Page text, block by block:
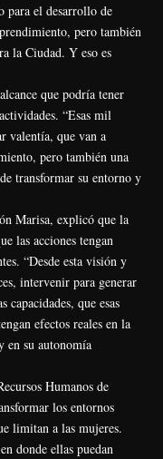
para el desarrollo de
pero también
la Ciudad. Y eso es
que podría tener
“Esas mil
valentía, que van a
pero también una
transformar su entorno y
Marisa, explicó que la
las acciones tengan
“Desde esta visión y
intervenir para generar
capacidades, que esas
efectos reales en la
en su autonomía
Humanos de
los entornos
limitan a las mujeres.
donde ellas puedan